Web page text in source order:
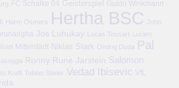
FC Schalke 04 Geisterspiel Guido Winkmann
Harm Osmers Hertha BSC
John
Jos Luhukay Lucas Tousart Lucien
Mittelstädt Niklas Stark Ondrej Duda Pal
Ronny Rune Jarstein Salomon
Kraft Tobias Stieler Vedad Ibisevic
VfL